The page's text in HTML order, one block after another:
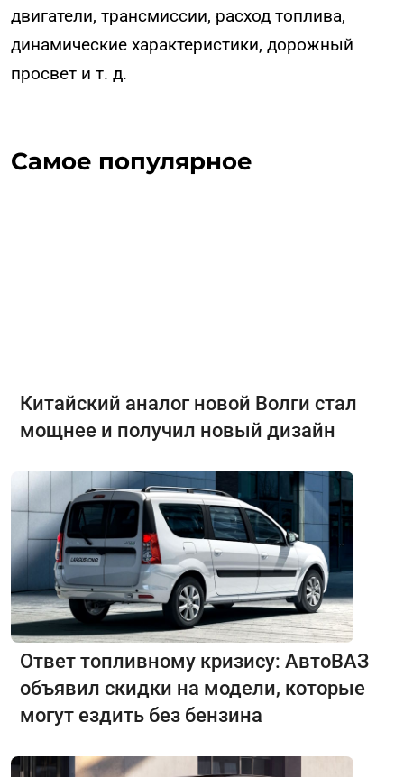
двигатели, трансмиссии, расход топлива,
динамические характеристики, дорожный
просвет и т. д.
Самое популярное
Китайский аналог новой Волги стал
мощнее и получил новый дизайн
Ответ топливному кризису: АвтоВАЗ
объявил скидки на модели, которые
могут ездить без бензина